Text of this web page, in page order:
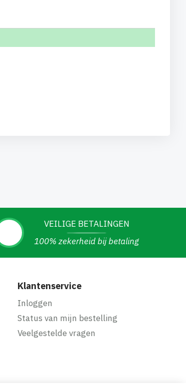
VEILIGE BETALINGEN
100% zekerheid bij betaling
Klantenservice
Inloggen
Status van mijn bestelling
Veelgestelde vragen